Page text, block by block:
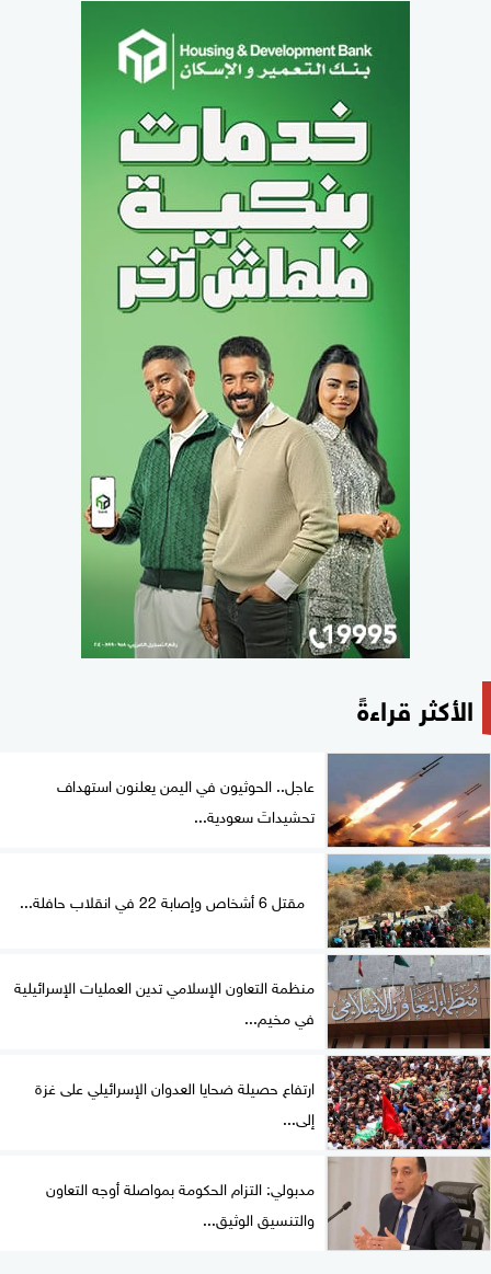
الأكثر قراءةً
عاجل.. الحوثيون في اليمن يعلنون استهداف
تحشيداتَ سعودية...
مقتل 6 أشخاص وإصابة 22 في انقلاب حافلة...
منظمة التعاون الإسلامي تدين العمليات الإسرائيلية
في مخيم...
ارتفاع حصيلة ضحايا العدوان الإسرائيلي على غزة
إلى...
مدبولي: التزام الحكومة بمواصلة أوجه التعاون
والتنسيق الوثيق...